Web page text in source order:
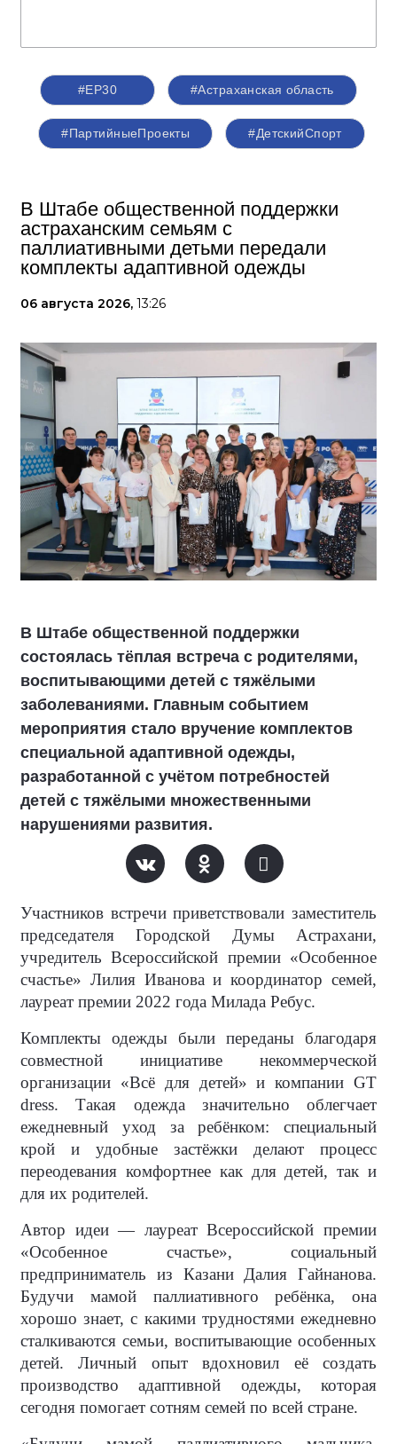
#ЕР30 #Астраханская область
#ПартийныеПроекты #ДетскийСпорт
В Штабе общественной поддержки
астраханским семьям с
паллиативными детьми передали
комплекты адаптивной одежды
06 августа 2026, 13:26
В Штабе общественной поддержки
состоялась тёплая встреча с родителями,
воспитывающими детей с тяжёлыми
заболеваниями. Главным событием
мероприятия стало вручение комплектов
специальной адаптивной одежды,
разработанной с учётом потребностей
детей с тяжёлыми множественными
нарушениями развития.
Участников встречи приветствовали заместитель
председателя Городской Думы Астрахани,
учредитель Всероссийской премии «Особенное
счастье» Лилия Иванова и координатор семей,
лауреат премии 2022 года Милада Ребус.
Комплекты одежды были переданы благодаря
совместной инициативе некоммерческой
организации «Всё для детей» и компании GT
dress. Такая одежда значительно облегчает
ежедневный уход за ребёнком: специальный
крой и удобные застёжки делают процесс
переодевания комфортнее как для детей, так и
для их родителей.
Автор идеи — лауреат Всероссийской премии
«Особенное счастье», социальный
предприниматель из Казани Далия Гайнанова.
Будучи мамой паллиативного ребёнка, она
хорошо знает, с какими трудностями ежедневно
сталкиваются семьи, воспитывающие особенных
детей. Личный опыт вдохновил её создать
производство адаптивной одежды, которая
сегодня помогает сотням семей по всей стране.